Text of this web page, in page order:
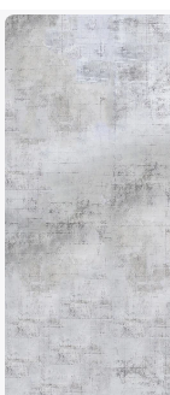
Zum
Ende
der
Bildgalerie
springen